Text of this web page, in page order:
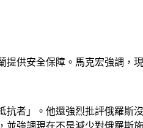
供安全保障。馬克宏強調，
者」。他還強烈批評俄羅斯
強調現在不是減少對俄羅斯